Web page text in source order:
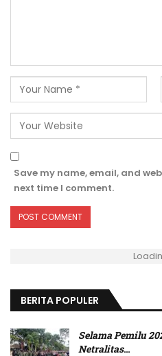
Save my name, email, and
next time I comment.
BERITA POPULER
Selama Pemilu
Netralitas…